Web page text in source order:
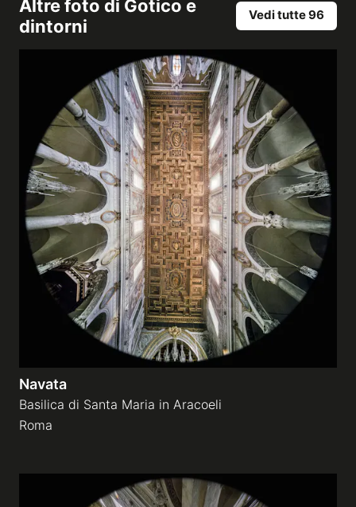
Altre foto di Gotico e
dintorni
Vedi tutte 96
Navata
Basilica di Santa Maria in Aracoeli
Roma